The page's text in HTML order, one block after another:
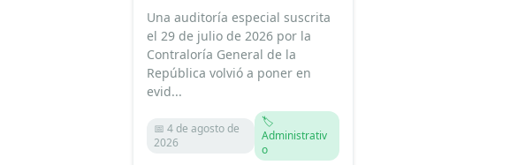
Una auditoría especial suscrita
el 29 de julio de 2026 por la
Contraloría General de la
República volvió a poner en
evid...
📅 4 de agosto de
2026
🏷️
Administrativ
o